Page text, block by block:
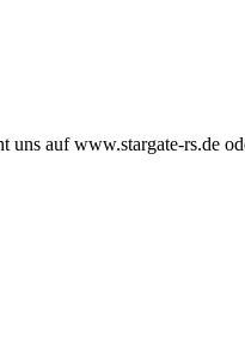
uns auf www.stargate-rs.de